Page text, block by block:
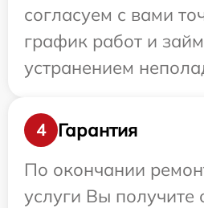
согласуем с вами
график работ и
устранением
4
Гарантия
По окончании
услуги Вы